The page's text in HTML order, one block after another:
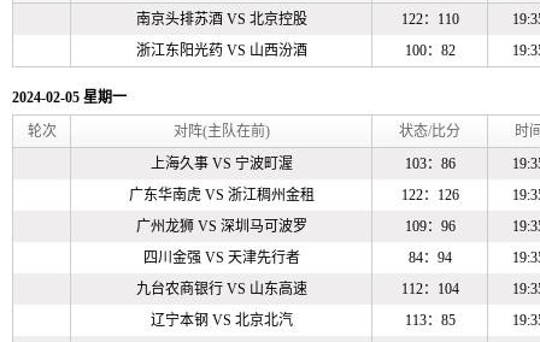
南京头排苏酒 VS 北京控股 122：110
浙江东阳光药 VS 山西汾酒 100：82
2024-02-05 星期一
轮次
对阵(主队在前) 状态/比分
时
上海久事VS 宁波町渥 103：86
广东华南虎VS 浙江稠州金租 122：126
广州龙狮 VS 深圳马可波罗 109：96
四川金强 VS 天津先行者 84：94
九台农商银行VS 山东高速 112：104
辽宁本钢 VS 北京北汽 113：85